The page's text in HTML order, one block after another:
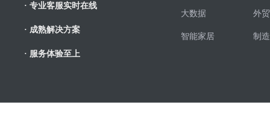
· 专业客服实时在线
· 成熟解决方案
· 服务体验至上
大数据 外
智能家居 制